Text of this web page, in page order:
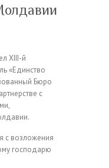
ХIII-й
«Единство
Бюро
с
с возложения
господарю